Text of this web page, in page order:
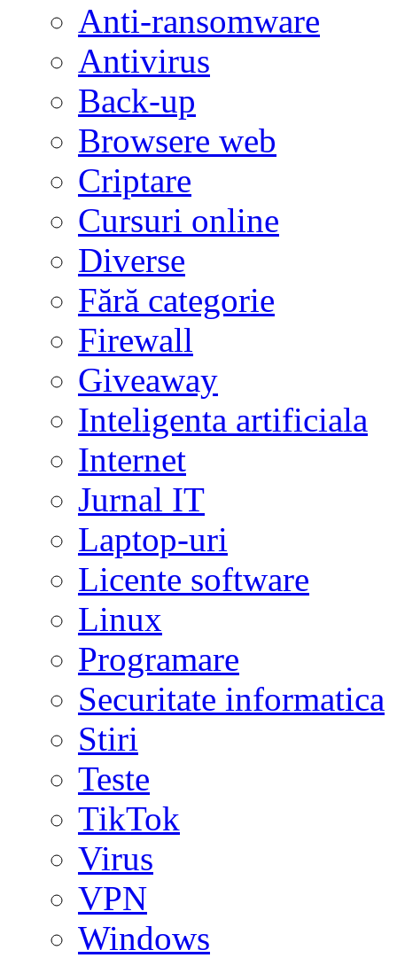
Anti-ransomware
Antivirus
Back-up
Browsere web
Criptare
Cursuri online
Diverse
Fără categorie
Firewall
Giveaway
Inteligenta artificiala
Internet
Jurnal IT
Laptop-uri
Licente software
Linux
Programare
Securitate informatica
Stiri
Teste
TikTok
Virus
VPN
Windows